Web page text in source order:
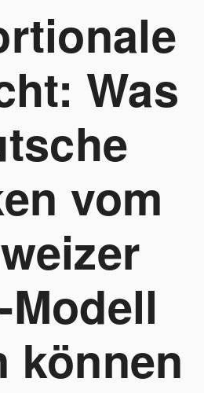
Was
vom
Modell
können